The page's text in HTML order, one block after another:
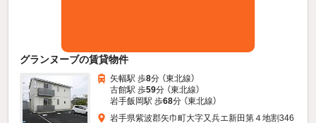
グランヌーブの賃貸物件
矢幅駅 歩8分 （東北線）
古館駅 歩59分 （東北線）
岩手飯岡駅 歩68分 （東北線）
岩手県紫波郡矢巾町大字又兵エ新田第４地割346